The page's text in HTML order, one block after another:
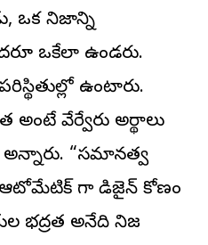
ఒక నిజాన్ని
ఒకేలా ఉండరు.
ఉంటారు.
అంటే వేర్వేరు అర్థాలు
“సమానత్వ
ఆటోమేటిక్ గా డిజైన్ కోణం
భద్రత అనేది నిజ